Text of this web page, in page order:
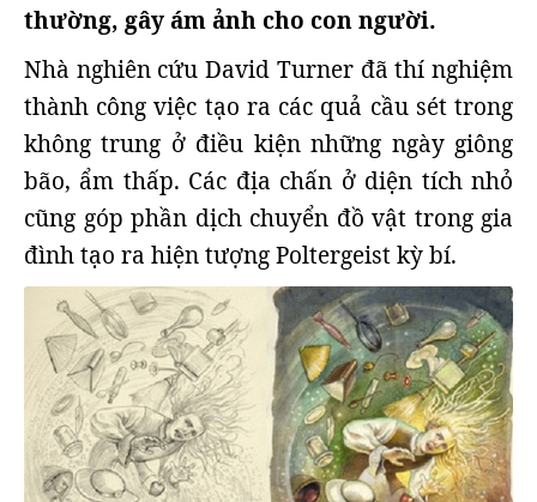
thường, gây ám ảnh cho con người.
Nhà nghiên cứu David Turner đã thí nghiệm
thành công việc tạo ra các quả cầu sét trong
không trung ở điều kiện những ngày giông
bão, ẩm thấp. Các địa chấn ở diện tích nhỏ
cũng góp phần dịch chuyển đồ vật trong gia
đình tạo ra hiện tượng Poltergeist kỳ bí.